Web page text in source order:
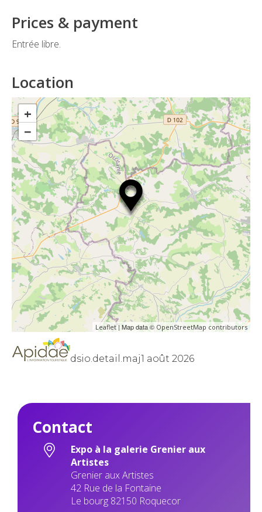
Prices & payment
Entrée libre.
Location
+
−
Leaflet| Map data © OpenStreetMap contributors
dsio.detail.maj1 août 2026
Contact
Expo à la galerie Grenier aux
Artistes
Grenier aux Artistes
42 Rue de la Fontaine
Le bourg 82150 Roquecor